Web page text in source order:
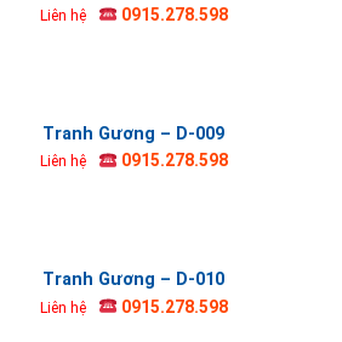
Liên hệ 0915.278.598
Tranh Gương – D-009
Liên hệ 0915.278.598
Tranh Gương – D-010
Liên hệ 0915.278.598